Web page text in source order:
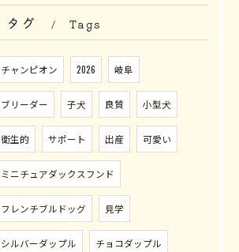
タグ Tags
チャンピオン 2026 岐阜
ブリーダー 子犬 良質 小型犬
衛生的 サポート 出産 可愛い
ミニチュアダックスフンド
フレンチブルドッグ 見学
シルバーダップル チョコダップル